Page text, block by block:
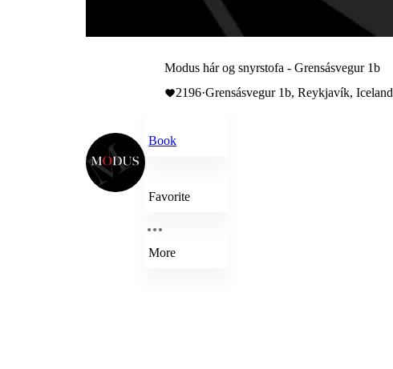
Modus hár og snyrstofa - Grensásvegur 1b
2196·Grensásvegur 1b, Reykjavík, Iceland
Book
Favorite
More